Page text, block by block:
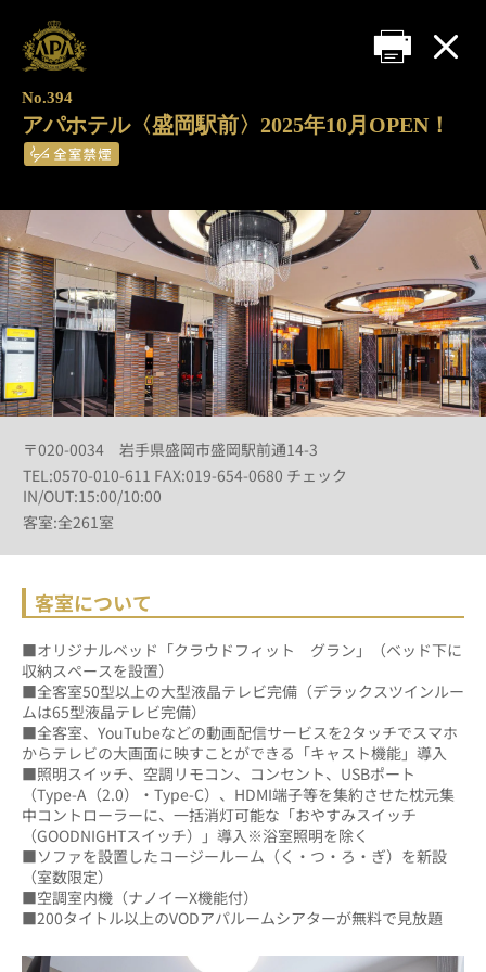
No.394
アパホテル〈盛岡駅前〉2025年10月OPEN！
〒020-0034 岩手県盛岡市盛岡駅前通14-3
TEL:0570-010-611 FAX:019-654-0680 チェック
IN/OUT:15:00/10:00
客室:全261室
客室について
■オリジナルベッド「クラウドフィット　グラン」（ベッド下に
収納スペースを設置）
■全客室50型以上の大型液晶テレビ完備（デラックスツインルー
ムは65型液晶テレビ完備）
■全客室、YouTubeなどの動画配信サービスを2タッチでスマホ
からテレビの大画面に映すことができる「キャスト機能」導入
■照明スイッチ、空調リモコン、コンセント、USBポート
（Type-A（2.0）・Type-C）、HDMI端子等を集約させた枕元集
中コントローラーに、一括消灯可能な「おやすみスイッチ
（GOODNIGHTスイッチ）」導入※浴室照明を除く
■ソファを設置したコージールーム（く・つ・ろ・ぎ）を新設
（室数限定）
■空調室内機（ナノイーX機能付）
■200タイトル以上のVODアパルームシアターが無料で見放題